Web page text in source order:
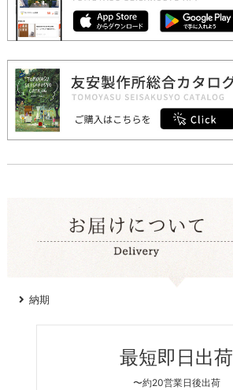
納期
最短即日出荷
〜約20営業日後出荷